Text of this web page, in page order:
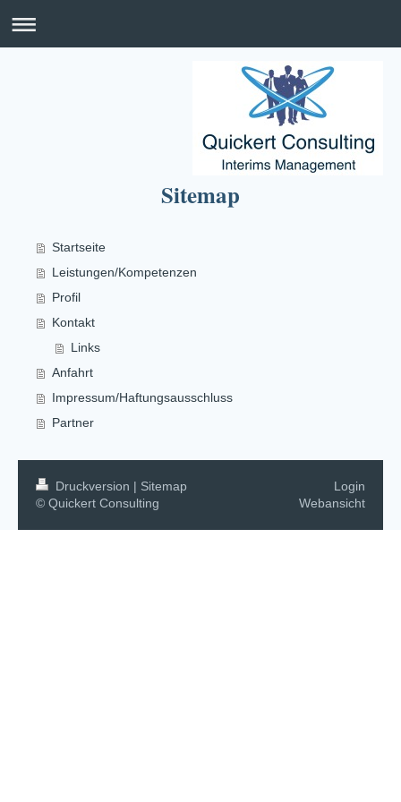
Sitemap
Startseite
Leistungen/Kompetenzen
Profil
Kontakt
Links
Anfahrt
Impressum/Haftungsausschluss
Partner
Druckversion | Sitemap
© Quickert Consulting
Login
Webansicht